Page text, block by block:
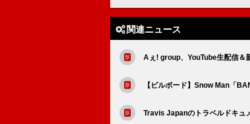
関連ニュース
Aぇ! group、YouTube生配信＆
【ビルボード】Snow Man「
Travis Japanのトラベルドキュ